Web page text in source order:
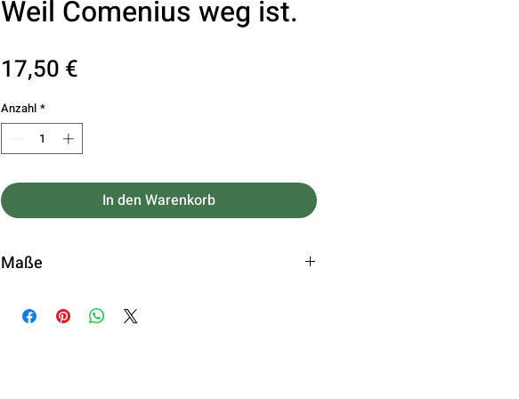
Weil Comenius weg ist.
17,50 €
Anzahl *
In den Warenkorb
Maße
gebundenes Buch